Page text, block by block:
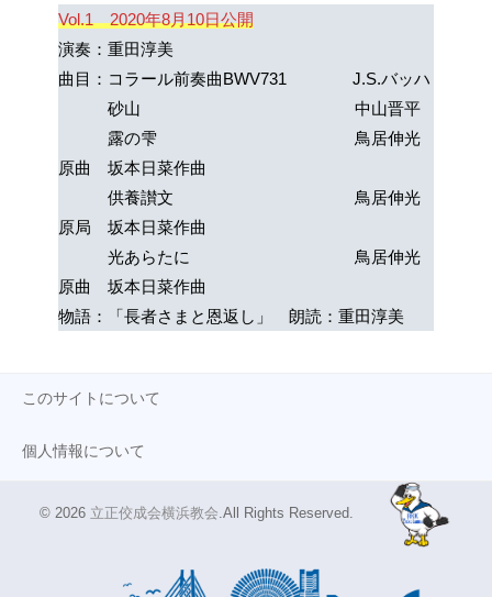
Vol.1 2020年8月10日公開
演奏：重田淳美
曲目：コラール前奏曲BWV731 J.S.バッハ
砂山 中山晋平
露の雫 鳥居伸光
原曲 坂本日菜作曲
供養讃文 鳥居伸光
原局 坂本日菜作曲
光あらたに 鳥居伸光
原曲 坂本日菜作曲
物語：「長者さまと恩返し」 朗読：重田淳美
このサイトについて
個人情報について
© 2026 立正佼成会横浜教会.All Rights Reserved.